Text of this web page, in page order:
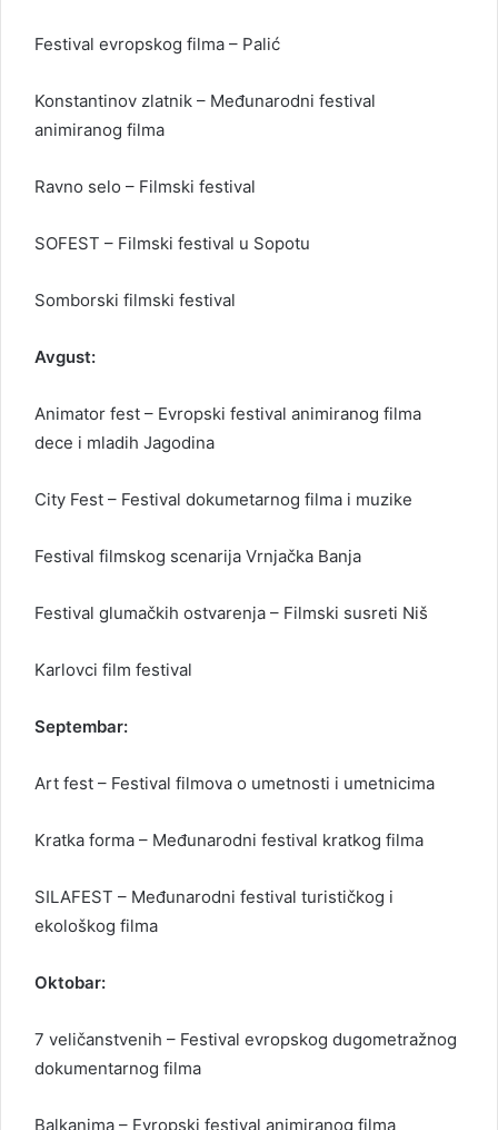
Festival evropskog filma – Palić
Konstantinov zlatnik – Međunarodni festival
animiranog filma
Ravno selo – Filmski festival
SOFEST – Filmski festival u Sopotu
Somborski filmski festival
Avgust:
Animator fest – Evropski festival animiranog filma
dece i mladih Jagodina
City Fest – Festival dokumetarnog filma i muzike
Festival filmskog scenarija Vrnjačka Banja
Festival glumačkih ostvarenja – Filmski susreti Niš
Karlovci film festival
Septembar:
Art fest – Festival filmova o umetnosti i umetnicima
Kratka forma – Međunarodni festival kratkog filma
SILAFEST – Međunarodni festival turističkog i
ekološkog filma
Oktobar:
7 veličanstvenih – Festival evropskog dugometražnog
dokumentarnog filma
Balkanima – Evropski festival animiranog filma